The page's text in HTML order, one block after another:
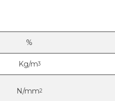
%
Kg/m3
N/mm2